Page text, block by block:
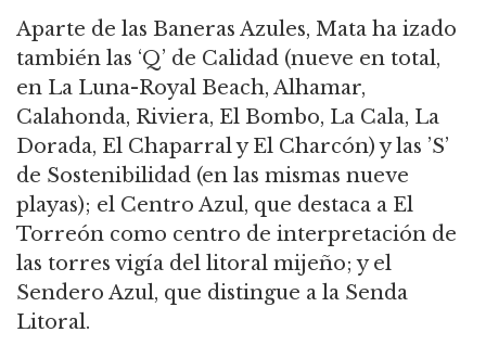
Aparte de las Baneras Azules, Mata ha izado
también las ‘Q’ de Calidad (nueve en total,
en La Luna-Royal Beach, Alhamar,
Calahonda, Riviera, El Bombo, La Cala, La
Dorada, El Chaparral y El Charcón) y las ’S’
de Sostenibilidad (en las mismas nueve
playas); el Centro Azul, que destaca a El
Torreón como centro de interpretación de
las torres vigía del litoral mijeño; y el
Sendero Azul, que distingue a la Senda
Litoral.